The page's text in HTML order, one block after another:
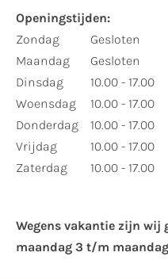
Openingstijden:
Zondag
Maandag
Dinsdag
Woensdag
Donderdag
Vrijdag
Zaterdag
Gesloten
Gesloten
10.00 - 17.00
10.00 - 17.00
10.00 - 17.00
10.00 - 17.00
10.00 - 17.00
Wegens vakantie zijn wij
maandag 3 t/m